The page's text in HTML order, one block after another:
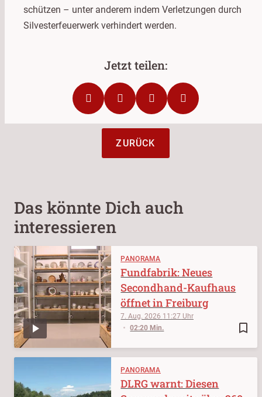
schützen – unter anderem indem Verletzungen durch
Silvesterfeuerwerk verhindert werden.
ZURÜCK
Das könnte Dich auch
interessieren
PANORAMA
bookmark_border
7. Aug. 2026 11:27
02:20 Min.
Fundfabrik: Neues
Secondhand-Kaufhaus
öffnet in Freiburg
PANORAMA
DLRG warnt: Diesen